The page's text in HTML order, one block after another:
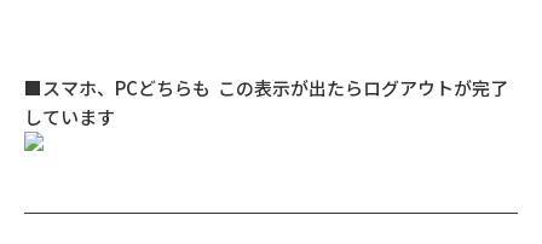
■スマホ、PCどちらも この表示が出たらログアウトが完了
しています